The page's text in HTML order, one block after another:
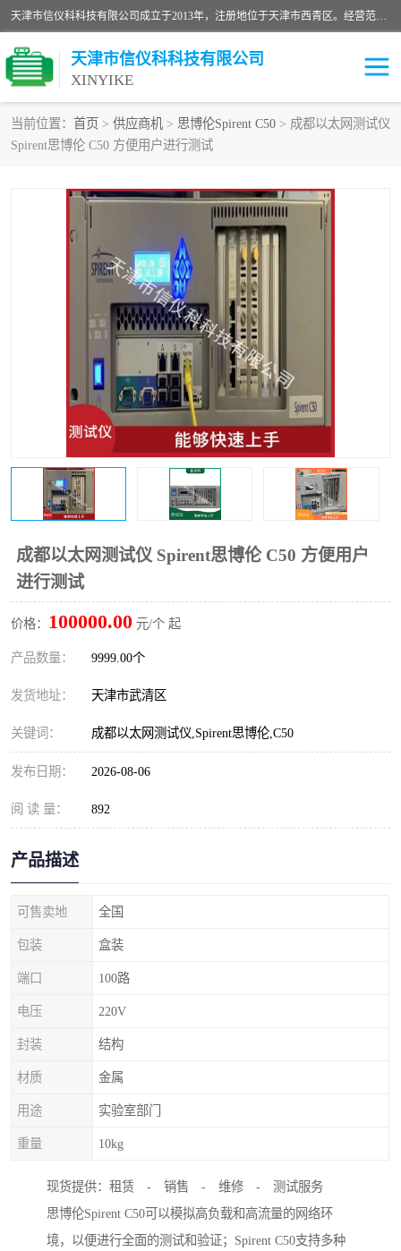
天津市信仪科科技有限公司成立于2013年，注册地位于天津市西青区。经营范围包括计算机软件、电子产品、仪器技术开发、技术转让、技术咨询、技术服务、网络工程、电子监控工程安装等；主要产品有：网络流量测试仪、Ixia XM2、XM12、XGS2、XGS12、400T、1600T、X16网络协议分析仪，Agilent N2X 等等各种型号，欢迎来电咨询。
天津市信仪科科技有限公司
XINYIKE
当前位置： 首页 > 供应商机 > 思博伦Spirent C50 > 成都以太网测试仪
Spirent思博伦 C50 方便用户进行测试
成都以太网测试仪 Spirent思博伦 C50 方便用户
进行测试
价格： 100000.00 元/个 起
产品数量： 9999.00个
发货地址： 天津市武清区
关键词： 成都以太网测试仪,Spirent思博伦,C50
发布日期： 2026-08-06
阅 读 量： 892
产品描述
可售卖地 全国
包装 盒装
端口 100路
电压 220V
封装 结构
材质 金属
用途 实验室部门
重量 10kg
现货提供：租赁 - 销售 - 维修 - 测试服务
思博伦Spirent C50可以模拟高负载和高流量的网络环
境，以便进行全面的测试和验证；Spirent C50支持多种
思博伦Spirent C50
思博伦Spirent C100 思博伦Spirent N4U
思博伦Spirent N11U 思博伦Spirent SPT-2U
思博伦600B 思博伦SPT-2000A-HS
思博伦Spirent SPT-3U 思博伦TestCenter
发包仪IXIA XGS2 思博伦Spirent SPT-9000A